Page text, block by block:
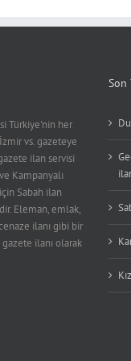
Türkiye'nin her
vs. gazeteye
ilan servisi
Kampanyalı
Sabah ilan
Eleman, emlak,
ilanı gibi bir
ilanı olarak
Son